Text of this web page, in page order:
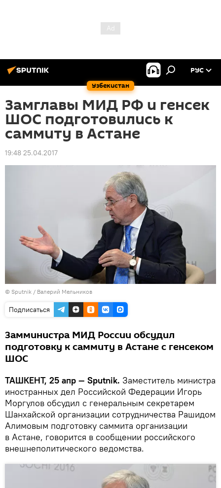
Узбекистан
РУС
Замглавы МИД РФ и генсек
ШОС подготовились к
саммиту в Астане
19:48 25.04.2017
© Sputnik / Валерий Мельников
Подписаться
Замминистра МИД России обсудил
подготовку к саммиту в Астане с генсеком
ШОС
ТАШКЕНТ, 25 апр — Sputnik. Заместитель министра
иностранных дел Российской Федерации Игорь
Моргулов обсудил с генеральным секретарем
Шанхайской организации сотрудничества Рашидом
Алимовым подготовку саммита организации
в Астане, говорится в сообщении российского
внешнеполитического ведомства.